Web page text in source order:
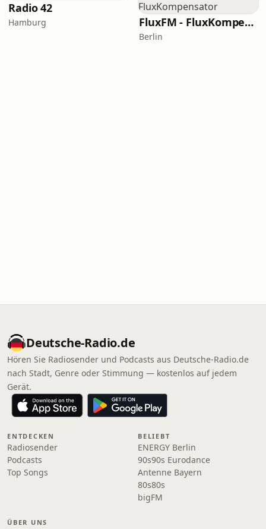
Radio 42
Hamburg FluxFM - FluxKompensator
Berlin
Deutsche-Radio.de
Hören Sie Radiosender und Podcasts aus Deutsche-Radio.de
nach Stadt, Genre oder Stimmung — kostenlos auf jedem
Gerät.
ENTDECKEN
Radiosender
Podcasts
Top Songs
BELIEBT
ENERGY Berlin
90s90s Eurodance
Antenne Bayern
80s80s
bigFM
ÜBER UNS